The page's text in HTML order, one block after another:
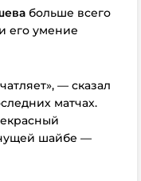
больше всего
его умение
— сказал
матчах.
шайбе —